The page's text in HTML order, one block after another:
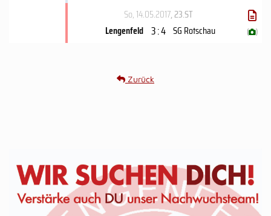
So, 14.05.2017, 23.ST
Lengenfeld 3 : 4 SG Rotschau ( )
Zurück